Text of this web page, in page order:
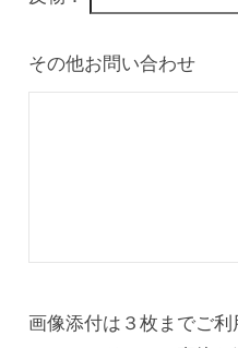
その他お問い合わせ
画像添付は３枚までご